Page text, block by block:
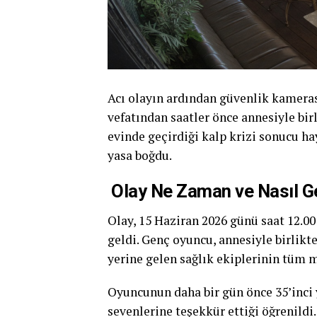
Acı olayın ardından güvenlik
vefatından saatler önce annesiyle
evinde geçirdiği kalp krizi sonucu
yasa boğdu.
Olay Ne Zaman ve Nasıl
Olay, 15 Haziran 2026 günü saat
geldi. Genç oyuncu, annesiyle
yerine gelen sağlık ekiplerinin tüm
Oyuncunun daha bir gün önce
sevenlerine teşekkür ettiği öğrenildi.